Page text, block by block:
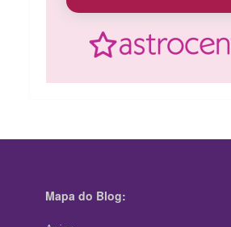
Mapa do Blog: